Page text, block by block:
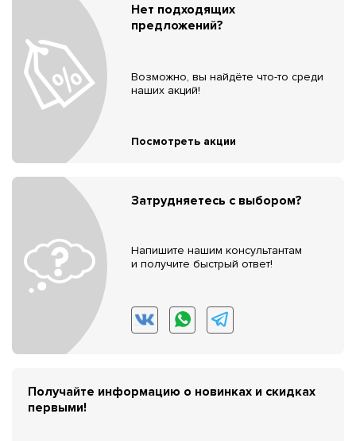
Нет подходящих
предложений?
Возможно, вы найдёте что-то среди
наших акций!
Посмотреть акции
Затрудняетесь с выбором?
Напишите нашим консультантам
и получите быстрый ответ!
Получайте информацию о новинках и скидках
первыми!